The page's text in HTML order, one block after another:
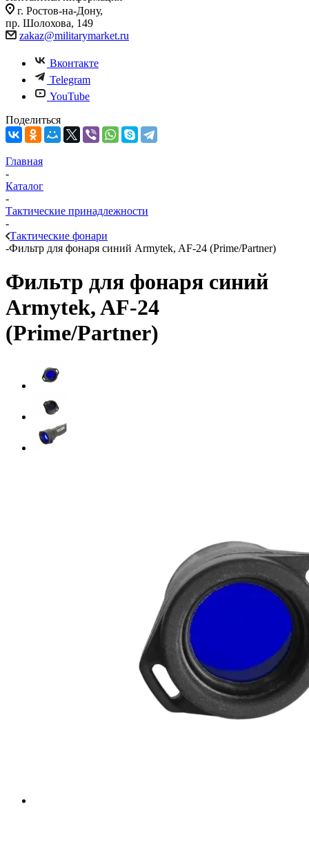
г. Ростов-на-Дону,
пр. Шолохова, 149
zakaz@militarymarket.ru
Вконтакте
Telegram
YouTube
Поделиться
Главная
-
Каталог
-
Тактические принадлежности
-
Тактические фонари
-Фильтр для фонаря синий Armytek, AF-24 (Prime/Partner)
Фильтр для фонаря синий
Armytek, AF-24
(Prime/Partner)